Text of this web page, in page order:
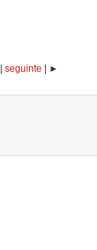
seguinte | ►